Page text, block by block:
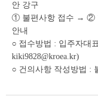
안 강구
① 불편사항 접수 → ②
안내
○ 접수방법 : 입주자대
kiki9828@kroea.kr)
○ 건의사항 작성방법 :